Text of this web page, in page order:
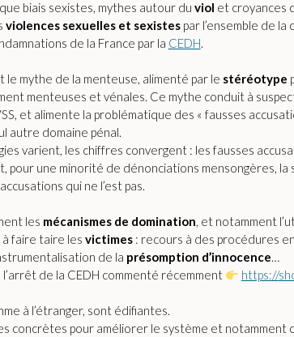
biais sexistes, mythes autour du viol et croyances
violences sexuelles et sexistespar l’ensemble de la
de la France par la CEDH.
le mythe de la menteuse, alimenté par le stéréotype
menteuses et vénales. Ce mythe conduit à
et alimente la problématique des « fausses
autre domaine pénal.
varient, les chiffres convergent : les fausses
pour une minorité de dénonciations mensongères,
qui ne l’est pas.
les mécanismes de domination, et notamment
faire taire les victimes: recours à des procédures en
de la présomption d’innocence…
de la CEDH commenté récemment
https://
à l’étranger, sont édifiantes.
concrètes pour améliorer le système et